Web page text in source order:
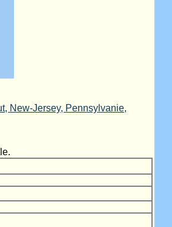
New-Jersey, Pennsylvanie,